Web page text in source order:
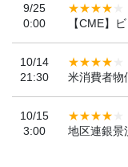
9/25
0:00
【CME】
10/14
21:30
米消費者物
10/15
3:00
地区連銀景